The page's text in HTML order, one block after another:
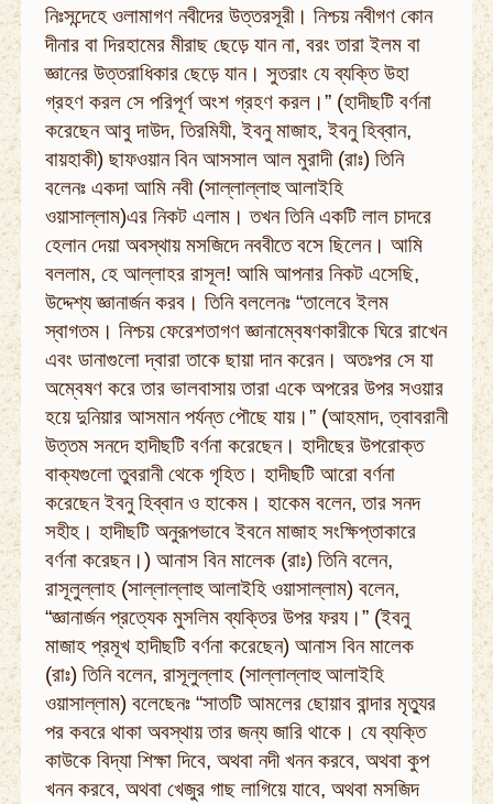
নিঃসন্দেহে ওলামাগণ নবীদের উত্তরসূরী। নিশ্চয় নবীগণ কোন
দীনার বা দিরহামের মীরাছ ছেড়ে যান না, বরং তারা ইলম বা
জ্ঞানের উত্তরাধিকার ছেড়ে যান। সুতরাং যে ব্যক্তি উহা
গ্রহণ করল সে পরিপূর্ণ অংশ গ্রহণ করল।” (হাদীছটি বর্ণনা
করেছেন আবু দাউদ, তিরমিযী, ইবনু মাজাহ, ইবনু হিব্বান,
বায়হাকী) ছাফওয়ান বিন আসসাল আল মুরাদী (রাঃ) তিনি
বলেনঃ একদা আমি নবী (সাল্লাল্লাহু আলাইহি
ওয়াসাল্লাম)এর নিকট এলাম। তখন তিনি একটি লাল চাদরে
হেলান দেয়া অবস্থায় মসজিদে নববীতে বসে ছিলেন। আমি
বললাম, হে আল্লাহর রাসূল! আমি আপনার নিকট এসেছি,
উদ্দেশ্য জ্ঞানার্জন করব। তিনি বললেনঃ “তালেবে ইলম
স্বাগতম। নিশ্চয় ফেরেশতাগণ জ্ঞানাম্বেষণকারীকে ঘিরে রাখেন
এবং ডানাগুলো দ্বারা তাকে ছায়া দান করেন। অতঃপর সে যা
অম্বেষণ করে তার ভালবাসায় তারা একে অপরের উপর সওয়ার
হয়ে দুনিয়ার আসমান পর্যন্ত পৌছে যায়।” (আহমাদ, ত্বাবরানী
উত্তম সনদে হাদীছটি বর্ণনা করেছেন। হাদীছের উপরোক্ত
বাক্যগুলো তুবরানী থেকে গৃহিত। হাদীছটি আরো বর্ণনা
করেছেন ইবনু হিব্বান ও হাকেম। হাকেম বলেন, তার সনদ
সহীহ। হাদীছটি অনুরূপভাবে ইবনে মাজাহ সংক্ষিপ্তাকারে
বর্ণনা করেছন।) আনাস বিন মালেক (রাঃ) তিনি বলেন,
রাসূলুল্লাহ (সাল্লাল্লাহু আলাইহি ওয়াসাল্লাম) বলেন,
“জ্ঞানার্জন প্রত্যেক মুসলিম ব্যক্তির উপর ফরয।” (ইবনু
মাজাহ প্রমূখ হাদীছটি বর্ণনা করেছেন) আনাস বিন মালেক
(রাঃ) তিনি বলেন, রাসূলুল্লাহ (সাল্লাল্লাহু আলাইহি
ওয়াসাল্লাম) বলেছেনঃ “সাতটি আমলের ছোয়াব বান্দার মৃত্যুর
পর কবরে থাকা অবস্থায় তার জন্য জারি থাকে। যে ব্যক্তি
কাউকে বিদ্যা শিক্ষা দিবে, অথবা নদী খনন করবে, অথবা কুপ
খনন করবে, অথবা খেজুর গাছ লাগিয়ে যাবে, অথবা মসজিদ